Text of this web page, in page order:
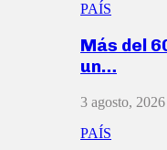
PAÍS
Más del
un…
3 agosto, 2026
PAÍS